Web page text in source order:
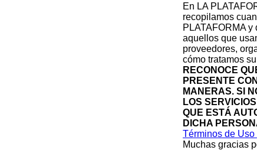
En LA
recopilamos
PLATAFORMA
aquellos que
proveedores,
cómo tratamos
RECONOCE
PRESENTE
MANERAS. SI
LOS
QUE ESTÁ
DICHA
Términos de Uso
Muchas gracias